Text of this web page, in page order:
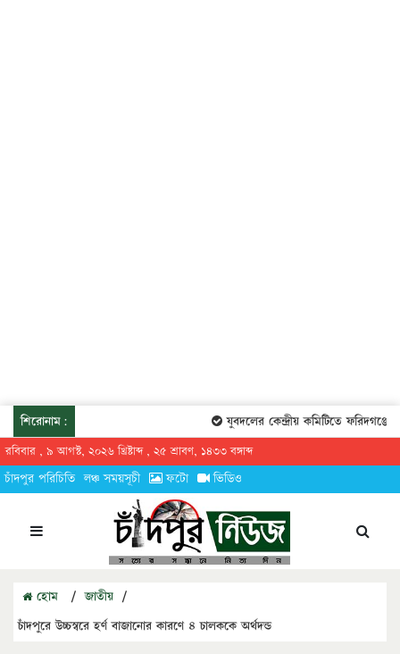
শিরোনাম: যুবদলের কেন্দ্রীয় কমিটিতে ফরিদগঞ্জের
রবিবার , ৯ আগস্ট, ২০২৬ খ্রিষ্টাব্দ , ২৫ শ্রাবণ, ১৪৩৩ বঙ্গাব্দ
চাঁদপুর পরিচিতি লঞ্চ সময়সূচী ফটো ভিডিও
হোম / জাতীয় /
চাঁদপুরে উচ্চস্বরে হর্ণ বাজানোর কারণে ৪ চালককে অর্থদন্ড